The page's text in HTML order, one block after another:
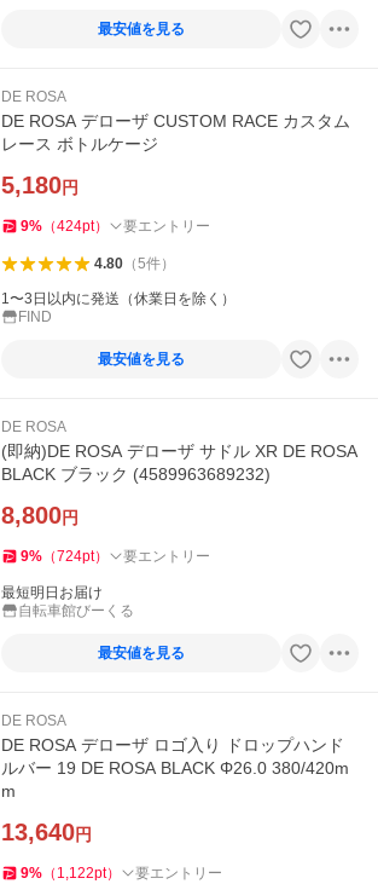
最安値を見る
DE ROSA
DE ROSA デローザ CUSTOM RACE カスタム
レース ボトルケージ
5,180円
9% （424pt） 要エントリー
4.80（5件）
1〜3日以内に発送（休業日を除く）
FIND
最安値を見る
DE ROSA
(即納)DE ROSA デローザ サドル XR DE ROSA
BLACK ブラック (4589963689232)
8,800円
9% （724pt） 要エントリー
最短明日お届け
自転車館びーくる
最安値を見る
DE ROSA
DE ROSA デローザ ロゴ入り ドロップハンド
ルバー 19 DE ROSA BLACK Φ26.0 380/420m
m
13,640円
9% （ 1,122pt） 要エントリー